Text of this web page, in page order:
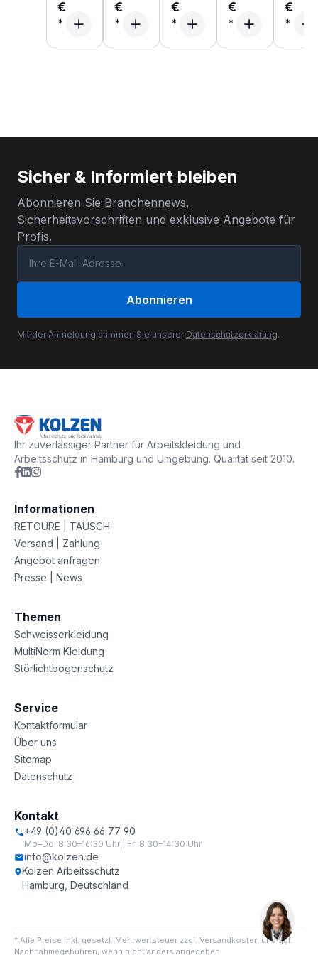
€ € € € €
Sicher & Informiert bleiben
Abonnieren Sie Branchennews,
Sicherheitsvorschriften und exklusive Angebote für
Profis.
Abonnieren
Mit der Anmeldung stimmen Sie unserer Datenschutzerklärung.
Ihr zuverlässiger Partner für Arbeitskleidung und
Arbeitsschutz in Hamburg und Umgebung. Qualität seit 2010.
Informationen
RETOURE | TAUSCH
Versand | Zahlung
Angebot anfragen
Presse | News
Themen
Schweisserkleidung
MultiNorm Kleidung
Störlichtbogenschutz
Service
Kontaktformular
Über uns
Sitemap
Datenschutz
Kontakt
+49 (0)40 696 66 77 90
Mo–Do: 8:30–16:30 Uhr | Fr: 8:30–14:30 Uhr
info@kolzen.de
Kolzen Arbeitsschutz
Hamburg, Deutschland
* Alle Preise inkl. gesetzl. Mehrwertsteuer zzgl. Versandkosten und ggf.
Nachnahmegebühren, wenn nicht anders angegeben.